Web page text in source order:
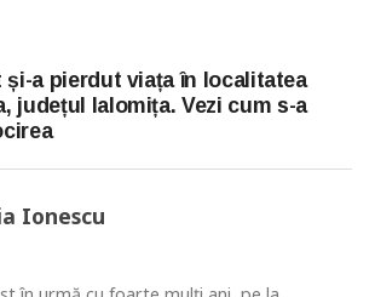
a pierdut viața în localitatea
județul Ialomița. Vezi cum s-a
Ionescu